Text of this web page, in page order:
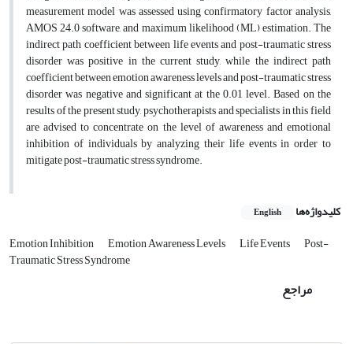
measurement model was assessed using confirmatory factor analysis,
AMOS 24.0 software, and maximum likelihood (ML) estimation. The
indirect path coefficient between life events and post-traumatic stress
disorder was positive in the current study, while the indirect path
coefficient between emotion awareness levels and post-traumatic stress
disorder was negative and significant at the 0.01 level. Based on the
results of the present study, psychotherapists and specialists in this field
are advised to concentrate on the level of awareness and emotional
inhibition of individuals by analyzing their life events in order to
mitigate post-traumatic stress syndrome.
کلیدواژه‌ها English
Emotion Inhibition Emotion Awareness Levels Life Events Post-
Traumatic Stress Syndrome
مراجع